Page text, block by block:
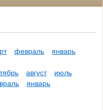
февраль
январь
август
июль
январь